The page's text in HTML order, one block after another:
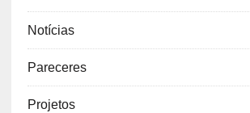
Notícias
Pareceres
Projetos